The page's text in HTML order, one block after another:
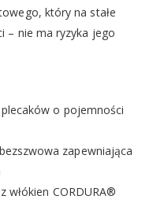
który na stałe
– nie ma ryzyka jego
o pojemności
zapewniająca
włókien CORDURA®